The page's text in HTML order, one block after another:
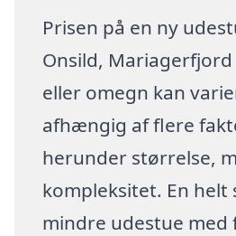
Prisen på en ny
Onsild,
eller omegn kan
afhængig af flere
herunder størrelse,
kompleksitet. En helt
mindre udestue med